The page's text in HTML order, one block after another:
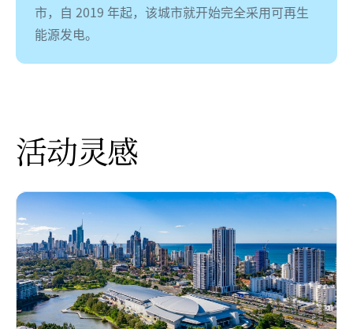
市，自 2019 年起，该城市就开始完全采用可再生
能源发电。
活动灵感